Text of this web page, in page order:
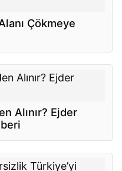
Çökmeye
Alınır? Ejder